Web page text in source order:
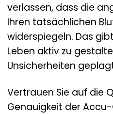
verlassen, dass die
Ihren tatsächlichen
widerspiegeln. Das
Leben aktiv zu
Unsicherheiten
Vertrauen Sie auf die
Genauigkeit der